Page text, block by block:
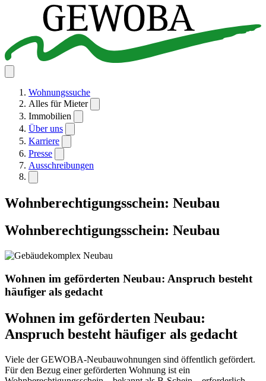
Wohnungssuche
Alles für Mieter
Immobilien
Über uns
Karriere
Presse
Ausschreibungen
Wohnberechtigungsschein: Neubau
Wohnberechtigungsschein: Neubau
Wohnen im geförderten Neubau: Anspruch besteht
häufiger als gedacht
Wohnen im geförderten Neubau:
Anspruch besteht häufiger als gedacht
Viele der GEWOBA-Neubauwohnungen sind öffentlich gefördert.
Für den Bezug einer geförderten Wohnung ist ein